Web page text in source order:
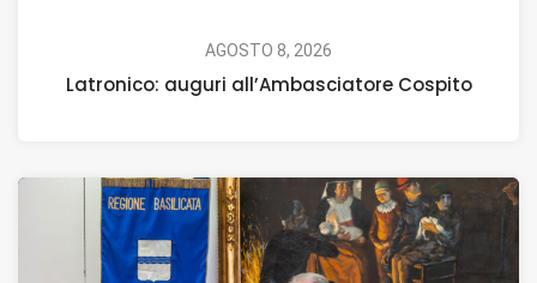
AGOSTO 8, 2026
Latronico: auguri all’Ambasciatore Cospito